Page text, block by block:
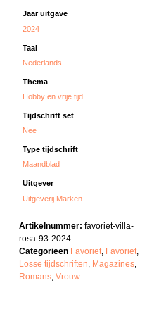
Jaar uitgave
2024
Taal
Nederlands
Thema
Hobby en vrije tijd
Tijdschrift set
Nee
Type tijdschrift
Maandblad
Uitgever
Uitgeverij Marken
Artikelnummer: favoriet-villa-
rosa-93-2024
Categorieën Favoriet, Favoriet,
Losse tijdschriften, Magazines,
Romans, Vrouw